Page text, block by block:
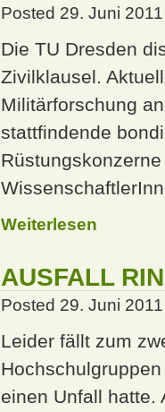
Posted 29. Juni
Die TU Dresden
Zivilklausel.
Militärforschung
stattfindende
Weiterlesen
AUSFALL
Posted 29. Juni
Leider fällt zum
einen Unfall hatte.